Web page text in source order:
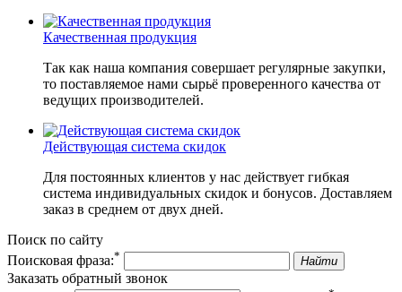
Качественная продукция
Так как наша компания совершает регулярные закупки,
то поставляемое нами сырьё проверенного качества от
ведущих производителей.
Действующая система скидок
Для постоянных клиентов у нас действует гибкая
система индивидуальных скидок и бонусов. Доставляем
заказ в среднем от двух дней.
Поиск по сайту
Поисковая фраза:* Найти
Заказать обратный звонок